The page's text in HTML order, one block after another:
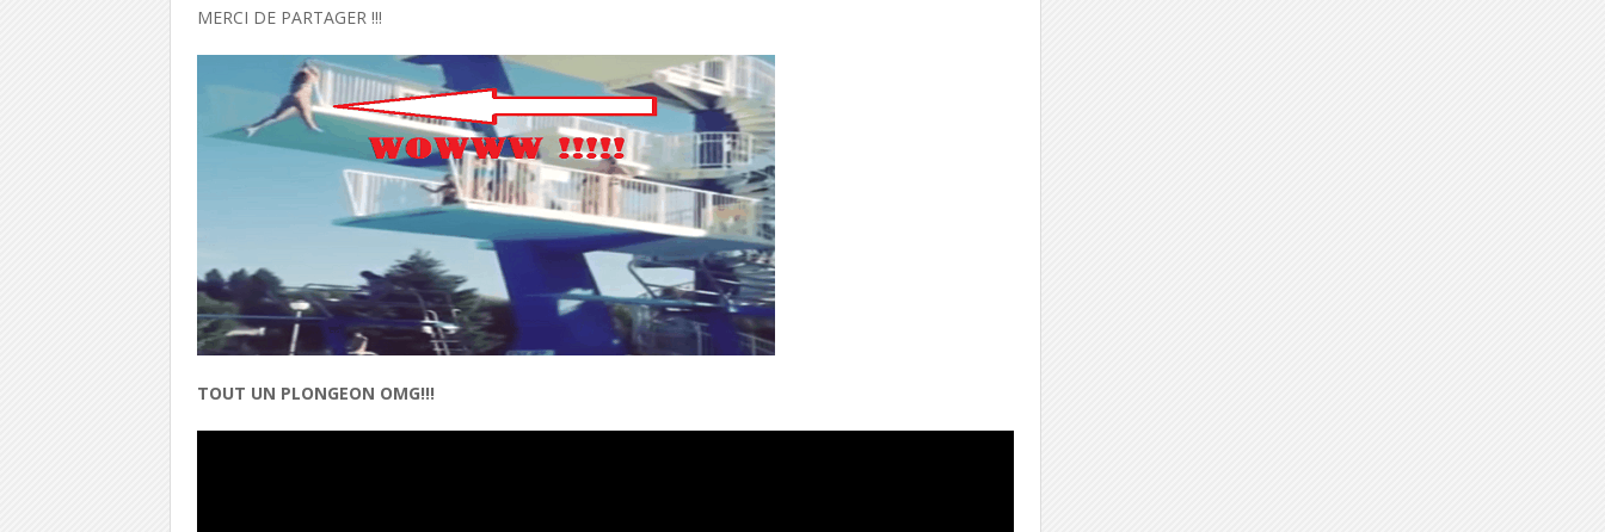
MERCI DE PARTAGER !!!
TOUT UN PLONGEON OMG!!!